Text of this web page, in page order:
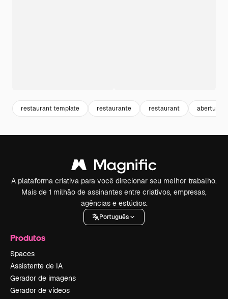
restaurant template restaurante restaurant abertura
A plataforma criativa para você direcionar seu melhor trabalho.
Mais de 1 milhão de assinantes entre criativos, empresas,
agências e estúdios.
Português
Produtos
Spaces
Assistente de IA
Gerador de imagens
Gerador de vídeos